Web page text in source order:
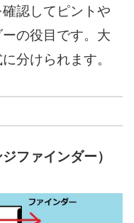
認してピントや
の役目です。大
分けられます。
ファインダー）